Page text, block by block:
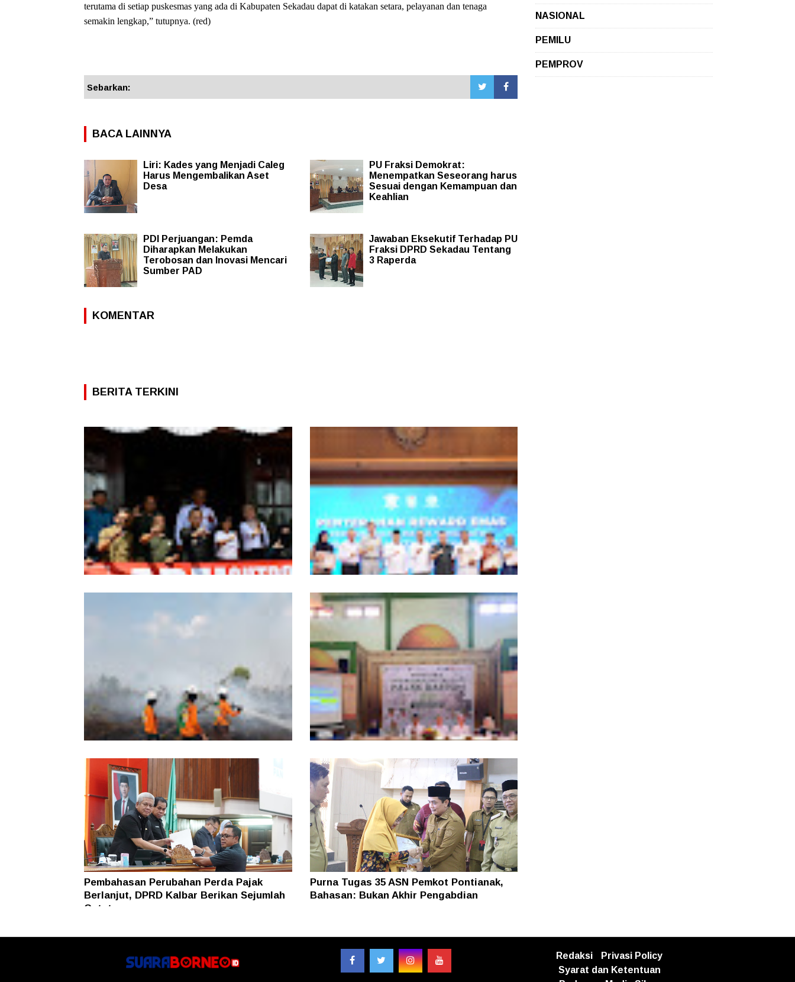
terutama di setiap puskesmas yang ada di Kabupaten Sekadau dapat di katakan setara, pelayanan dan tenaga
semakin lengkap,” tutupnya. (red)
Sebarkan:
BACA LAINNYA
Liri: Kades yang Menjadi Caleg
Harus Mengembalikan Aset
Desa
PU Fraksi Demokrat:
Menempatkan Seseorang harus
Sesuai dengan Kemampuan dan
Keahlian
PDI Perjuangan: Pemda
Diharapkan Melakukan
Terobosan dan Inovasi Mencari
Sumber PAD
Jawaban Eksekutif Terhadap PU
Fraksi DPRD Sekadau Tentang
3 Raperda
KOMENTAR
BERITA TERKINI
Pemprov Kalbar Tegaskan Komitmen
Percepat Digitalisasi Pelayanan Publik
Karhutla Dekati SMKN 1 Sungai Raya, Tim
SAR Dit Samapta Polda Kalbar Antipasi
Api Meluas
Layanan Samsat GOKATAN Diperpanjang
Jadi Tiga Hari
Pembahasan Perubahan Perda Pajak
Berlanjut, DPRD Kalbar Berikan Sejumlah
Catatan
Purna Tugas 35 ASN Pemkot Pontianak,
Bahasan: Bukan Akhir Pengabdian
NASIONAL
PEMILU
PEMPROV
Redaksi
Privasi Policy
Syarat dan Ketentuan